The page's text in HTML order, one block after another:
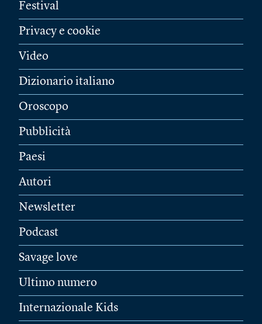
Festival
Privacy e cookie
Video
Dizionario italiano
Oroscopo
Pubblicità
Paesi
Autori
Newsletter
Podcast
Savage love
Ultimo numero
Internazionale Kids